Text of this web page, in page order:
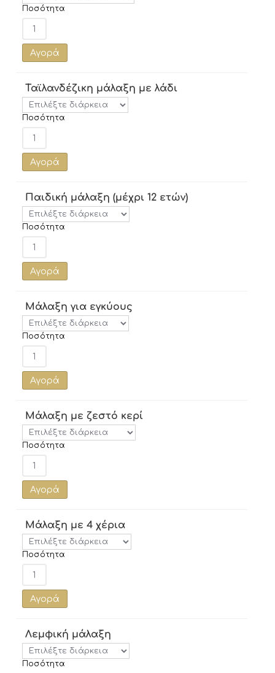
Ποσότητα
Αγορά
Ταϊλανδέζικη μάλαξη με λάδι
Ποσότητα
Αγορά
Παιδική μάλαξη (μέχρι 12 ετών)
Ποσότητα
Αγορά
Μάλαξη για εγκύους
Ποσότητα
Αγορά
Μάλαξη με ζεστό κερί
Ποσότητα
Αγορά
Μάλαξη με 4 χέρια
Ποσότητα
Αγορά
Λεμφική μάλαξη
Ποσότητα